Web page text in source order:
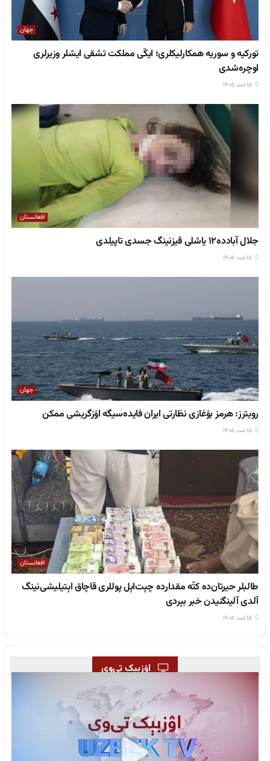
جهان
تورکیه و سوریه همکارلیکلری؛ ایکّی مملکت تشقی ایشلر وزیرلری
اوچره‌شدی
افغانستان
جلال آبادده۱۲ یاشلی قیزنینگ جسدی تاپیلدی
جهان
رویترز: هرمز بۉغازی نظارتی ایران فایده‌سیگه اۉزگریشی ممکن
افغانستان
طالبلر حیرتان‌ده کتّه مقدارده چېت‌اېل پوللری قاچاق اېتیلیشی‌نینگ
آلدی آلینگنیدن خبر بېردی
اۉزبېک تی‌وی